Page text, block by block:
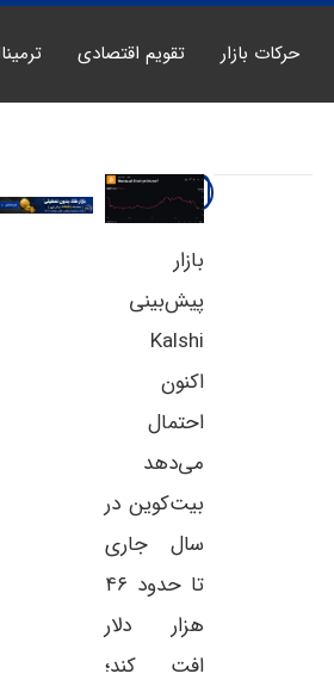
حرکات بازار تقویم اقتصادی
بازار
پیش‌بینی
Kalshi
اکنون
احتمال
می‌دهد
بیت‌کوین در
سال جاری
تا حدود ۴۶
هزار دلار
افت کند؛